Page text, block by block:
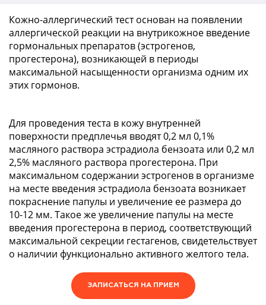
Кожно-аллергический тест основан на появлении
аллергической реакции на внутрикожное введение
гормональных препаратов (эстрогенов,
прогестерона), возникающей в периоды
максимальной насыщенности организма одним их
этих гормонов.
Для проведения теста в кожу внутренней
поверхности предплечья вводят 0,2 мл 0,1%
масляного раствора эстрадиола бензоата или 0,2 мл
2,5% масляного раствора прогестерона. При
максимальном содержании эстрогенов в организме
на месте введения эстрадиола бензоата возникает
покраснение папулы и увеличение ее размера до
10-12 мм. Такое же увеличение папулы на месте
введения прогестерона в период, соответствующий
максимальной секреции гестагенов, свидетельствует
о наличии функционально активного желтого тела.
ЗАПИСАТЬСЯ НА ПРИЕМ